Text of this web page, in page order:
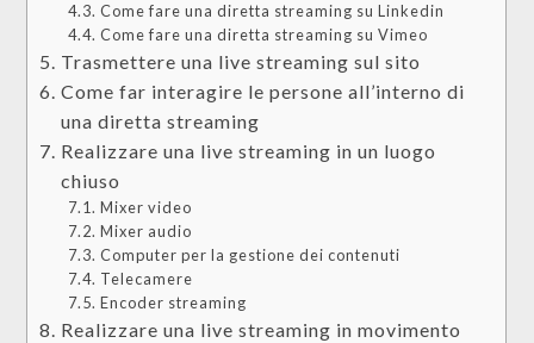
Come fare una diretta streaming su Linkedin
Come fare una diretta streaming su Vimeo
Trasmettere una live streaming sul sito
Come far interagire le persone all’interno di
una diretta streaming
Realizzare una live streaming in un luogo
chiuso
Mixer video
Mixer audio
Computer per la gestione dei contenuti
Telecamere
Encoder streaming
Realizzare una live streaming in movimento